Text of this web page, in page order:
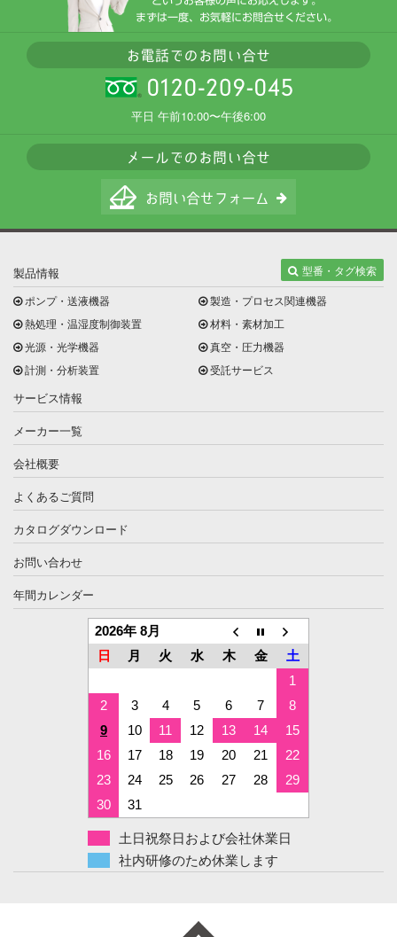
平日 午前10:00〜午後6:00
製品情報
型番・タグ検索
ポンプ・送液機器
熱処理・温湿度制御装置
光源・光学機器
計測・分析装置
製造・プロセス関連機器
材料・素材加工
真空・圧力機器
受託サービス
サービス情報
メーカー一覧
会社概要
よくあるご質問
カタログダウンロード
お問い合わせ
年間カレンダー
2026年 8月
日
月 火 水 木 金
土
1
2
3 4 5 6 7
8
9
10 11 12 13 14
15
16
17 18 19 20 21
22
23
24 25 26 27 28
29
30
31
土日祝祭日および会社休業日
社内研修のため休業します